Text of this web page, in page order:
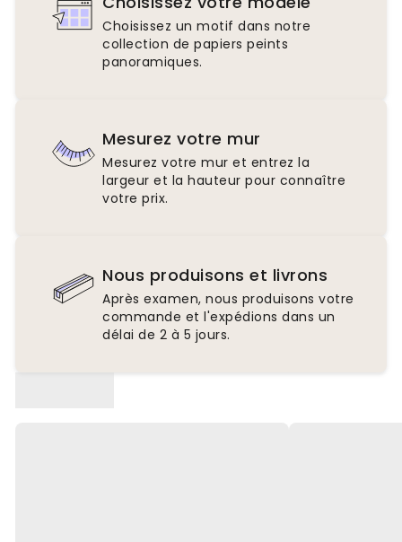
Choisissez un motif dans notre
collection de papiers peints
panoramiques.
Mesurez votre mur
Mesurez votre mur et entrez la
largeur et la hauteur pour connaître
votre prix.
Nous produisons et livrons
Après examen, nous produisons votre
commande et l'expédions dans un
délai de 2 à 5 jours.